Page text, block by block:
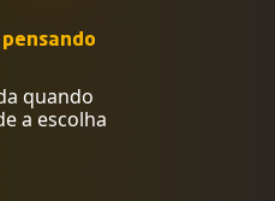
quando
a escolha